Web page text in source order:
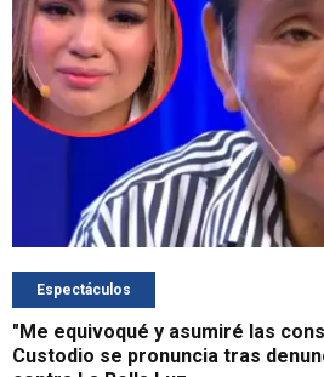
Espectáculos
"Me equivoqué y asumiré las
Custodio se pronuncia tras